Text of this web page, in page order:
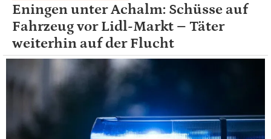
Eningen unter Achalm: Schüsse auf
Fahrzeug vor Lidl-Markt – Täter
weiterhin auf der Flucht